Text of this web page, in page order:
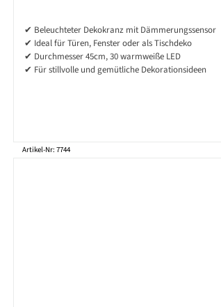
✔ Beleuchteter Dekokranz mit Dämmerungssensor
✔ Ideal für Türen, Fenster oder als Tischdeko
✔ Durchmesser 45cm, 30 warmweiße LED
✔ Für stillvolle und gemütliche Dekorationsideen
Artikel-Nr: 7744